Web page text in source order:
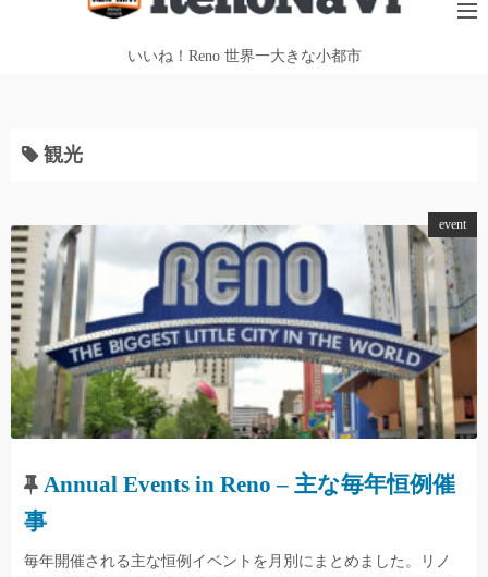
いいね！Reno 世界一大きな小都市
観光
event
Annual Events in Reno – 主な毎年恒例催
事
毎年開催される主な恒例イベントを月別にまとめました。リノ